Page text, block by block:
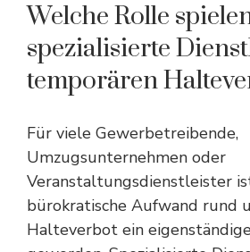
Welche Rolle
spezialisierte
temporären
Für viele Gewerbetreibende,
Umzugsunternehmen oder
Veranstaltungsdienstleister
bürokratische Aufwand rund
Halteverbot ein